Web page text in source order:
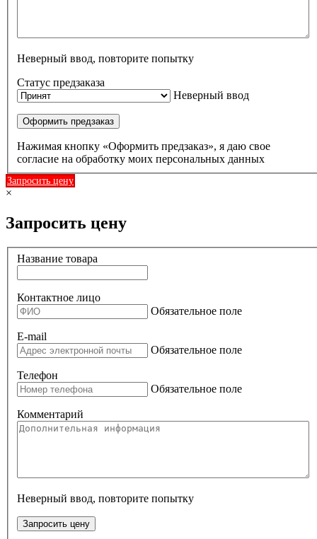
Неверный ввод, повторите попытку
Статус предзаказа
Неверный ввод
Оформить предзаказ
Нажимая кнопку «Оформить предзаказ», я даю свое
согласие на обработку моих персональных данных
Запросить цену
×
Запросить цену
Название товара
Контактное лицо
Обязательное поле
E-mail
Обязательное поле
Телефон
Обязательное поле
Комментарий
Неверный ввод, повторите попытку
Запросить цену